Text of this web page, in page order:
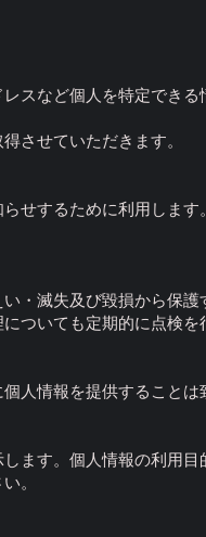
スなど個人を特定でき
させていただきます。
せするために利用します
・滅失及び毀損から保
ついても定期的に点検を
人情報を提供することは
ます。個人情報の利用目
。